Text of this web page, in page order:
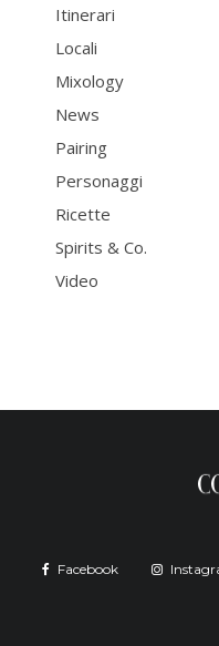
Itinerari
Locali
Mixology
News
Pairing
Personaggi
Ricette
Spirits & Co.
Video
Facebook